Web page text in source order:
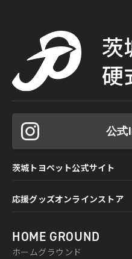
公式
茨城トヨペット公式サイト
応援グッズオンラインストア
HOME GROUND
ホームグラウンド